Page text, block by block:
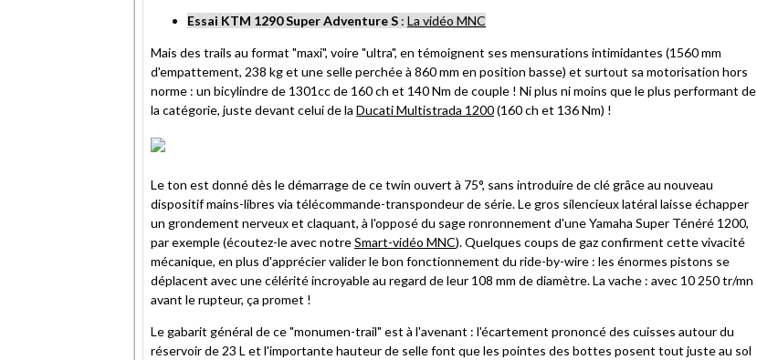
Essai KTM 1290 Super Adventure S : La vidéo MNC
Mais des trails au format "maxi", voire "ultra", en témoignent ses mensurations intimidantes (1560 mm
d'empattement, 238 kg et une selle perchée à 860 mm en position basse) et surtout sa motorisation hors
norme : un bicylindre de 1301cc de 160 ch et 140 Nm de couple ! Ni plus ni moins que le plus performant de
la catégorie, juste devant celui de la Ducati Multistrada 1200(160 ch et 136 Nm) !
Le ton est donné dès le démarrage de ce twin ouvert à 75°, sans introduire de clé grâce au nouveau
dispositif mains-libres via télécommande-transpondeur de série. Le gros silencieux latéral laisse échapper
un grondement nerveux et claquant, à l'opposé du sage ronronnement d'une Yamaha Super Ténéré 1200,
par exemple (écoutez-le avec notreSmart-vidéo MNC). Quelques coups de gaz confirment cette vivacité
mécanique, en plus d'apprécier valider le bon fonctionnement du ride-by-wire : les énormes pistons se
déplacent avec une célérité incroyable au regard de leur 108 mm de diamètre. La vache : avec 10 250 tr/mn
avant le rupteur, ça promet !
Le gabarit général de ce "monumen-trail" est à l'avenant : l'écartement prononcé des cuisses autour du
réservoir de 23 L et l'importante hauteur de selle font que les pointes des bottes posent tout juste au sol